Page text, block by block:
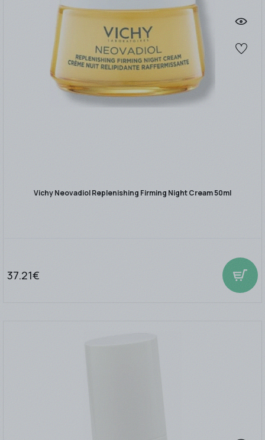
Vichy Neovadiol Replenishing Firming Night Cream 50ml
37.21€